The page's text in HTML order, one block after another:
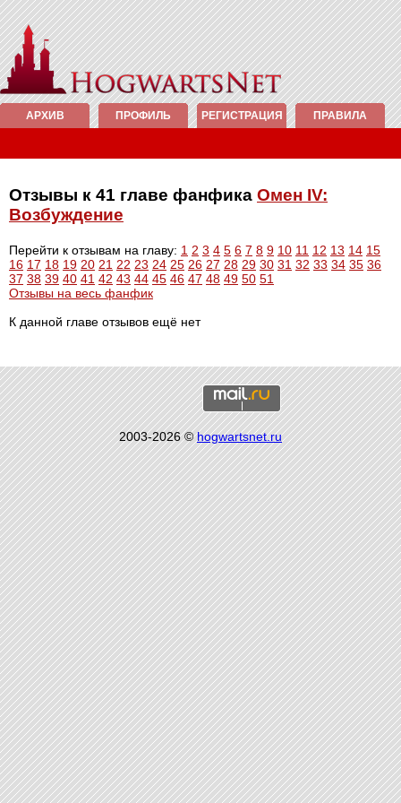
АРХИВ ПРОФИЛЬ РЕГИСТРАЦИЯ ПРАВИЛА
Отзывы к 41 главе фанфика Омен IV:
Возбуждение
Перейти к отзывам на главу: 1 2 3 4 5 6 7 8 9 10 11 12 13 14 15
16 17 18 19 20 21 22 23 24 25 26 27 28 29 30 31 32 33 34 35 36
37 38 39 40 41 42 43 44 45 46 47 48 49 50 51
Отзывы на весь фанфик
К данной главе отзывов ещё нет
2003-2026 ©hogwartsnet.ru